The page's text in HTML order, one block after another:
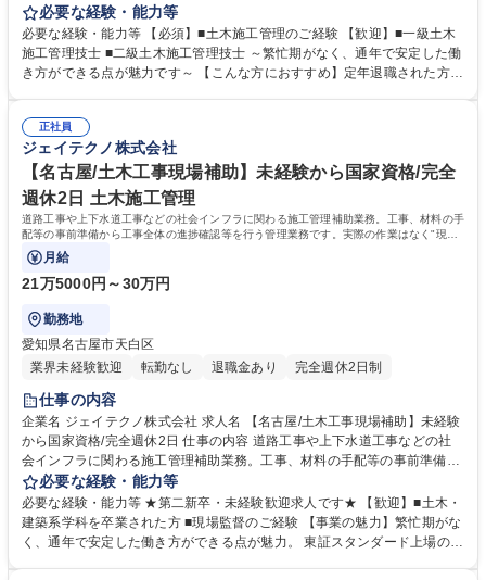
施工管理や、若手社員への指導をお任せします。 【具体的な仕事内容】監
督業務、安全・品質・原価・スケジュール管理 【施工事例】名古屋市上下
水道局（下水道築造工事）/名古屋市緑生土木局（運河橋改築工事 橋面工
および取付道工）/宅地造成工事等 【案件規模】公共工事の場合、担当は
2 ※施工管理業務のみで、工事作業は発生しません。※変更の範囲：なし
募集職種 【名古屋/土木施工管理】嘱託社員/定年後も経験を生かせる◎/直
行直帰OK
必要な経験・能力等
必要な経験・能力等 【必須】■土木施工管理のご経験 【歓迎】■一級土木
施工管理技士 ■二級土木施工管理技士 ～繁忙期がなく、通年で安定した働
き方ができる点が魅力です～ 【こんな方におすすめ】定年退職された方
老舗企業。東証プライム の(株)AVANTIA100%出資子会社で受注が安定し
ています。 【社風】風通しが良く、何でも話せる社風で幅広い世代の方が
在籍中◎ 【働きやすさ】施工現場は本社から片道1h以内の名古屋市内が
中心です。 学歴・資格 学歴：大学院 大学 高専 短大 専修学校 高校 語学
力： 資格：第一種運転免許普通自動車 1級土木施工管理技士 2級土木施工
管理技士
正社員
ジェイテクノ株式会社
【名古屋/土木工事現場補助】未経験から国家資格/完全
週休2日 土木施工管理
道路工事や上下水道工事などの社会インフラに関わる施工管理補助業務。工事、材料の手
配等の事前準備から工事全体の進捗確認等を行う管理業務です。実際の作業はなく"現場
を見る側・動かず側"の業務となります。
月給
21万5000円～30万円
勤務地
愛知県名古屋市天白区
業界未経験歓迎
転勤なし 退職金あり 完全週休2日制
仕事の内容
企業名 ジェイテクノ株式会社 求人名 【名古屋/土木工事現場補助】未経験
から国家資格/完全週休2日 仕事の内容 道路工事や上下水道工事などの社
会インフラに関わる施工管理補助業務。工事、材料の手配等の事前準備か
ら工事全体の進捗確認等を行う管理業務です。実際の作業はなく"現場を
見る側・動かず側"の業務となります。 【具体的な仕事内容】工事のスケ
ジュール管理や近隣住民の方への事前のお知らせ、安全・品質の管理な
ど、現場の管理・進行を監督することが主な仕事です。 【工事事例】名古
必要な経験・能力等
必要な経験・能力等 ★第二新卒・未経験歓迎求人です★ 【歓迎】■土木・
建築系学科を卒業された方 ■現場監督のご経験 【事業の魅力】繁忙期がな
く、通年で安定した働き方ができる点が魅力。 東証スタンダード上場のA